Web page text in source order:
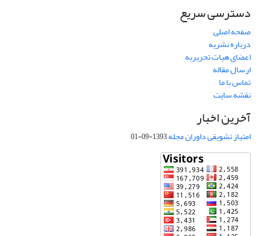
دسترسی سریع
صفحه اصلی
درباره نشریه
اعضای هیات تحریریه
ارسال مقاله
تماس با ما
نقشه سایت
آخرین اخبار
امتیاز تشویقی داوران مجله1393-09-01